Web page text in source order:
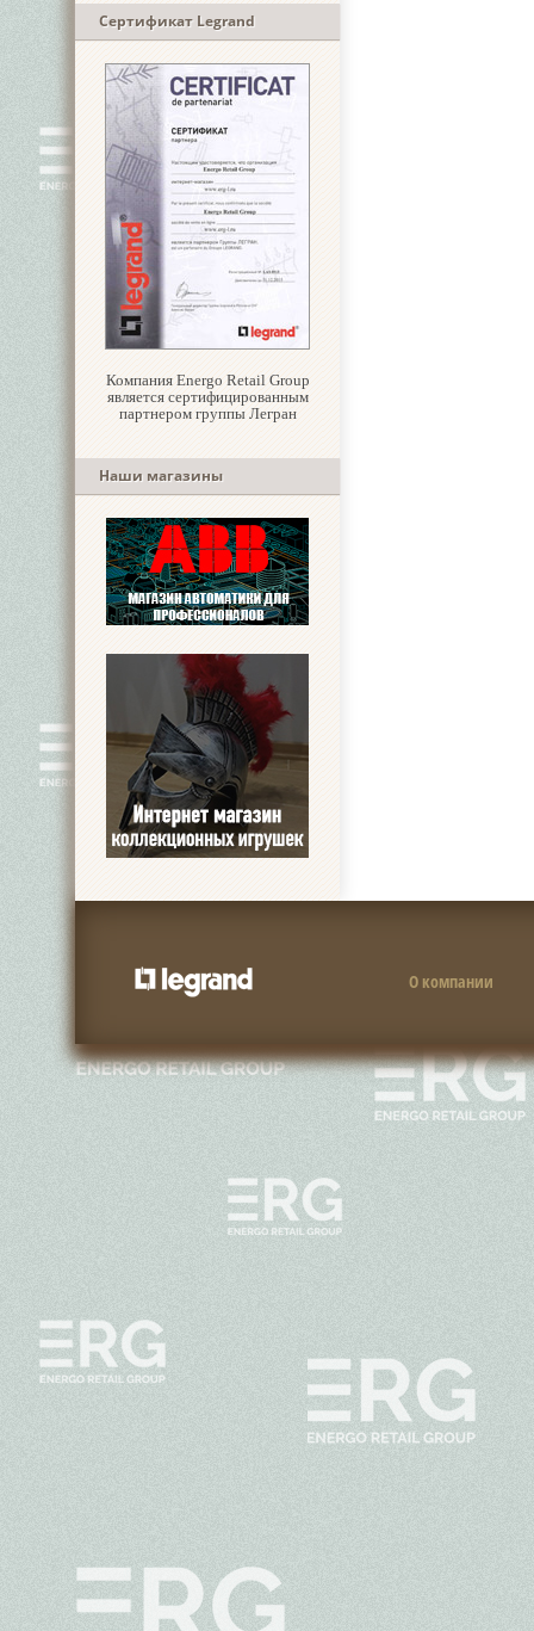
Сертификат Legrand
Компания Energo Retail Group
является сертифицированным
партнером группы Легран
Наши магазины
О компании